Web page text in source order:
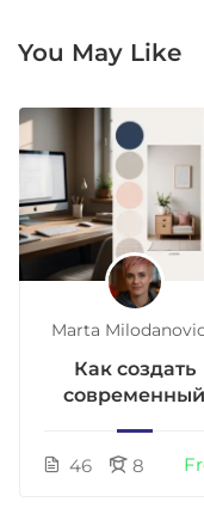
You May Like
Marta
Как создать
современный
Bolt) без
46 8